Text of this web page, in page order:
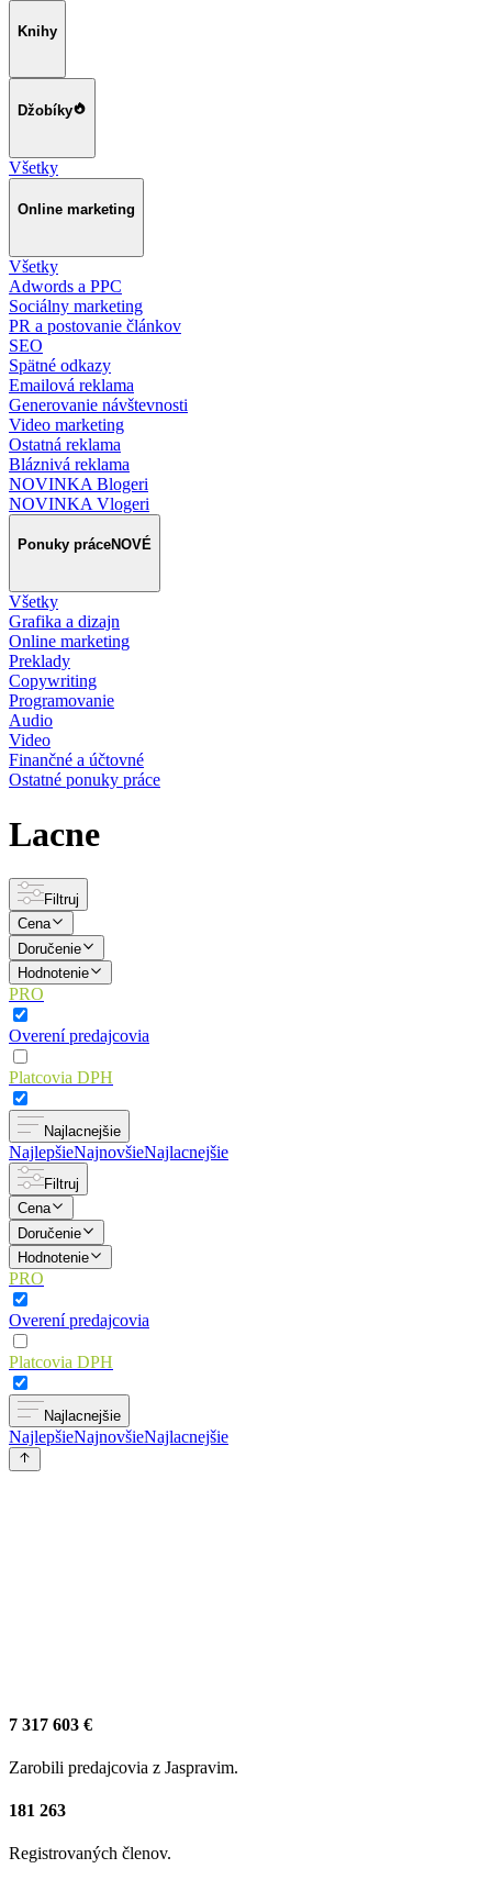
Knihy
Džobíky
Všetky
Online marketing
Všetky
Adwords a PPC
Sociálny marketing
PR a postovanie článkov
SEO
Spätné odkazy
Emailová reklama
Generovanie návštevnosti
Video marketing
Ostatná reklama
Bláznivá reklama
NOVINKA Blogeri
NOVINKA Vlogeri
Ponuky práceNOVÉ
Všetky
Grafika a dizajn
Online marketing
Preklady
Copywriting
Programovanie
Audio
Video
Finančné a účtovné
Ostatné ponuky práce
Lacne
Filtruj
Cena
Doručenie
Hodnotenie
PRO
Overení predajcovia
Platcovia DPH
Najlacnejšie
NajlepšieNajnovšieNajlacnejšie
Filtruj
Cena
Doručenie
Hodnotenie
PRO
Overení predajcovia
Platcovia DPH
Najlacnejšie
NajlepšieNajnovšieNajlacnejšie
7 317 603 €
Zarobili predajcovia z Jaspravim.
181 263
Registrovaných členov.